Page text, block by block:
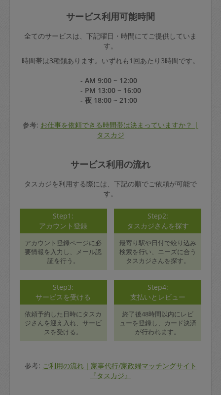
サービス利用可能時間
全てのサービスは、下記曜日・時間にてご提供していま
す。
時間帯は3種類あります。いずれも1回あたり3時間です。
- AM 9:00 ~ 12:00
- PM 13:00 ~ 16:00
- 夜 18:00 ~ 21:00
参考: お仕事を依頼できる時間帯は決まっていますか？ |
タスカジ
サービス利用の流れ
タスカジを利用する際には、下記の順でご依頼が可能で
す。
Step1:
アカウント登録
アカウント登録ページに必
要情報を入力し、メール認
証を行う。
Step2:
タスカジさんを探す
最寄り駅や日付で絞り込み
検索を行い、ニーズに合う
タスカジさんを探す。
Step3:
サービスを受ける
依頼予約した日時にタスカ
ジさんを迎え入れ、サービ
スを受ける。
Step4:
支払いとレビュー
終了後48時間以内にレビ
ューを登録し、カード決済
が行われます。
参考: ご利用の流れ｜家事代行/家政婦マッチングサイト
『タスカジ』